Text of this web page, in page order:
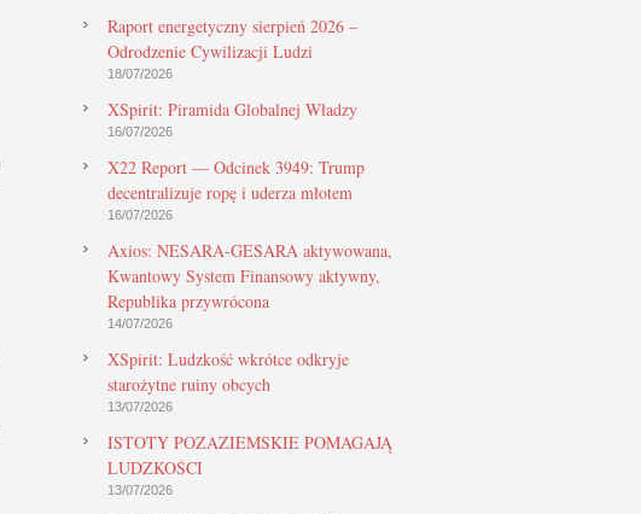
Raport energetyczny sierpień 2026 –
Odrodzenie Cywilizacji Ludzi
18/07/2026
XSpirit: Piramida Globalnej Władzy
16/07/2026
X22 Report — Odcinek 3949: Trump
decentralizuje ropę i uderza młotem
16/07/2026
Axios: NESARA-GESARA aktywowana,
Kwantowy System Finansowy aktywny,
Republika przywrócona
14/07/2026
XSpirit: Ludzkość wkrótce odkryje
starożytne ruiny obcych
13/07/2026
ISTOTY POZAZIEMSKIE POMAGAJĄ
LUDZKOŚCI
13/07/2026